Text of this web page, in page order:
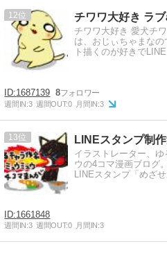
12
チワワ大好き 愛犬チ
は、おじぃちゃまな
ト描くのが好きで
1687139 8
週間IN:3 週間OUT:0 月間IN:3
13
イラストレーター、
ウの4コマ漫画ブログ
LINEスタンプ「めざ
1661848
週間IN:3 週間OUT:0 月間IN:3